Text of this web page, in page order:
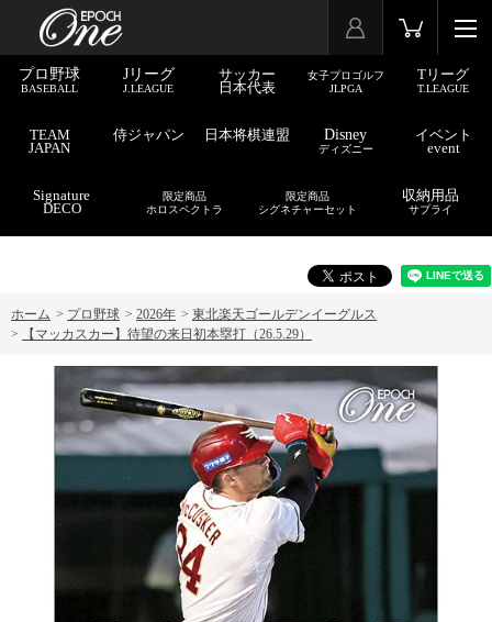
プロ野球
BASEBALL
Jリーグ
J.LEAGUE
サッカー
日本代表
女子プロゴルフ
JLPGA
Tリーグ
T.LEAGUE
TEAM
JAPAN
侍ジャパン 日本将棋連盟 Disney
ディズニー
イベント
event
Signature
DECO
限定商品
ホロスペクトラ
限定商品
シグネチャーセット
収納用品
サプライ
ホーム > プロ野球 > 2026年 > 東北楽天ゴールデンイーグルス
>
【マッカスカー】待望の来日初本塁打（26.5.29）